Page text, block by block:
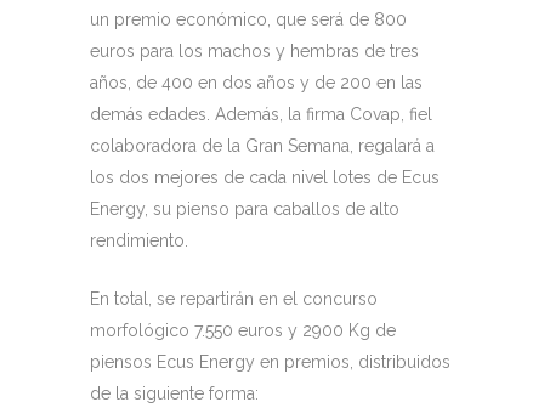
un premio económico, que será de 800
euros para los machos y hembras de tres
años, de 400 en dos años y de 200 en las
demás edades. Además, la firma Covap, fiel
colaboradora de la Gran Semana, regalará a
los dos mejores de cada nivel lotes de Ecus
Energy, su pienso para caballos de alto
rendimiento.
En total, se repartirán en el concurso
morfológico 7.550 euros y 2900 Kg de
piensos Ecus Energy en premios, distribuidos
de la siguiente forma: